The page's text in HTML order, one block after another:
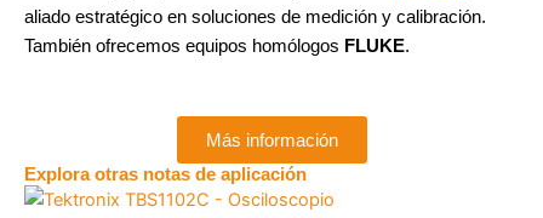
aliado estratégico en soluciones de medición y calibración.
También ofrecemos equipos homólogos FLUKE.
Más información
Explora otras notas de aplicación